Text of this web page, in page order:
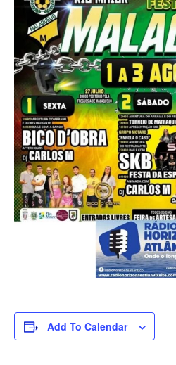
Add To Calendar